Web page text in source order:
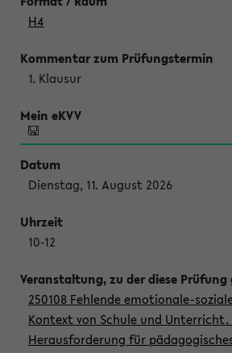
H4
1. Klausur
Dienstag, 11. August 2026
10-12
250108 Fehlende emotionale-
Kontext von Schule und Unterricht.
Herausforderung für